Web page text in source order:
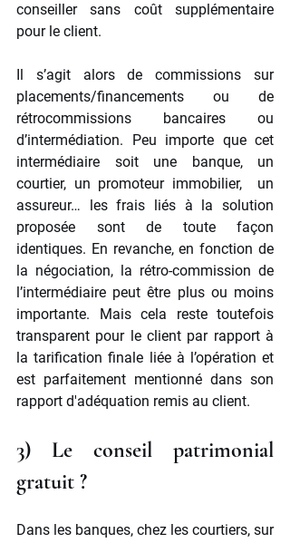
conseiller sans coût supplémentaire
pour le client.
Il s’agit alors de commissions sur
placements/financements ou de
rétrocommissions bancaires ou
d’intermédiation. Peu importe que cet
intermédiaire soit une banque, un
courtier, un promoteur immobilier,  un
assureur… les frais liés à la solution
proposée sont de toute façon
identiques. En revanche, en fonction de
la négociation, la rétro-commission de
l’intermédiaire peut être plus ou moins
importante. Mais cela reste toutefois
transparent pour le client par rapport à
la tarification finale liée à l’opération et
est parfaitement mentionné dans son
rapport d'adéquation remis au client.
3) Le conseil patrimonial
gratuit ?
Dans les banques, chez les courtiers, sur